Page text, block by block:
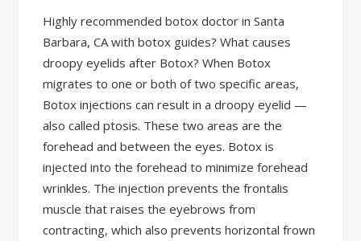
Highly recommended botox doctor in Santa
Barbara, CA with botox guides? What causes
droopy eyelids after Botox? When Botox
migrates to one or both of two specific areas,
Botox injections can result in a droopy eyelid —
also called ptosis. These two areas are the
forehead and between the eyes. Botox is
injected into the forehead to minimize forehead
wrinkles. The injection prevents the frontalis
muscle that raises the eyebrows from
contracting, which also prevents horizontal frown